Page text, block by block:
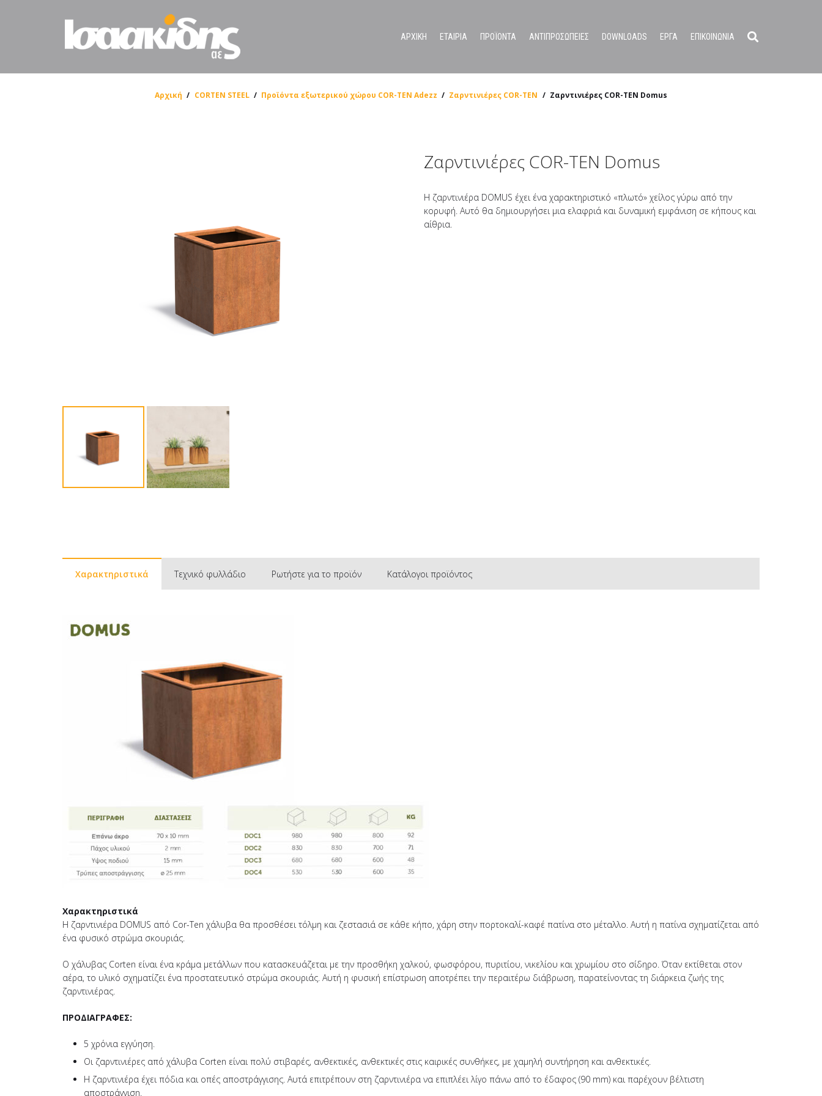
ΑΡΧΙΚΗ ΕΤΑΙΡΙΑ ΠΡΟΪΟΝΤΑ ΑΝΤΙΠΡΟΣΩΠΕΙΕΣ DOWNLOADS ΕΡΓΑ ΕΠΙΚΟΙΝΩΝΙΑ
Αρχική / CORTEN STEEL / Προϊόντα εξωτερικού χώρου COR-TEN Adezz / Ζαρντινιέρες COR-TEN / Ζαρντινιέρες COR-TEN Domus
Ζαρντινιέρες COR-TEN Domus
Η ζαρντινιέρα DOMUS έχει ένα χαρακτηριστικό «πλωτό» χείλος γύρω από την
κορυφή. Αυτό θα δημιουργήσει μια ελαφριά και δυναμική εμφάνιση σε κήπους και
αίθρια.
Χαρακτηριστικά Τεχνικό φυλλάδιο Ρωτήστε για το προϊόν Κατάλογοι προϊόντος
Χαρακτηριστικά
Η ζαρντινιέρα DOMUS από Cor-Ten χάλυβα θα προσθέσει τόλμη και ζεστασιά σε κάθε κήπο, χάρη στην πορτοκαλί-καφέ πατίνα στο μέταλλο. Αυτή η πατίνα σχηματίζεται από
ένα φυσικό στρώμα σκουριάς.
Ο χάλυβας Corten είναι ένα κράμα μετάλλων που κατασκευάζεται με την προσθήκη χαλκού, φωσφόρου, πυριτίου, νικελίου και χρωμίου στο σίδηρο. Όταν εκτίθεται στον
αέρα, το υλικό σχηματίζει ένα προστατευτικό στρώμα σκουριάς. Αυτή η φυσική επίστρωση αποτρέπει την περαιτέρω διάβρωση, παρατείνοντας τη διάρκεια ζωής της
ζαρντινιέρας.
ΠΡΟΔΙΑΓΡΑΦΕΣ:
5 χρόνια εγγύηση.
Οι ζαρντινιέρες από χάλυβα Corten είναι πολύ στιβαρές, ανθεκτικές, ανθεκτικές στις καιρικές συνθήκες, με χαμηλή συντήρηση και ανθεκτικές.
Η ζαρντινιέρα έχει πόδια και οπές αποστράγγισης. Αυτά επιτρέπουν στη ζαρντινιέρα να επιπλέει λίγο πάνω από το έδαφος (90 mm) και παρέχουν βέλτιστη
αποστράγγιση.